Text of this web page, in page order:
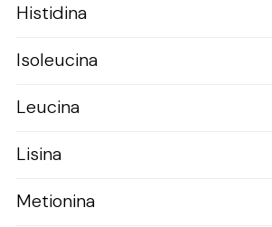
Histidina
Isoleucina
Leucina
Lisina
Metionina